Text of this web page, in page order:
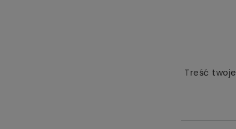
Treść